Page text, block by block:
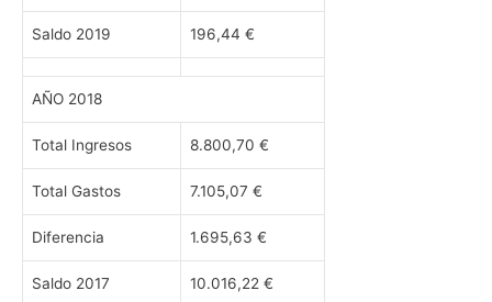
Saldo 2019 196,44 €
AÑO 2018
Total Ingresos 8.800,70 €
Total Gastos 7.105,07 €
Diferencia 1.695,63 €
Saldo 2017 10.016,22 €